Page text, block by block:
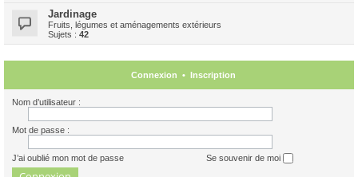
Jardinage
Fruits, légumes et aménagements extérieurs
Sujets : 42
Connexion • Inscription
Nom d’utilisateur :
Mot de passe :
J’ai oublié mon mot de passe Se souvenir de moi